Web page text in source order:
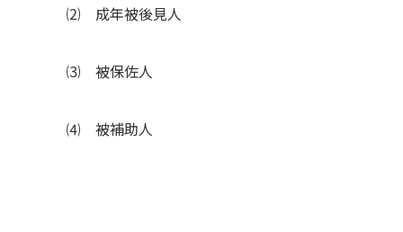
⑵ 成年被後見人
⑶ 被保佐人
⑷ 被補助人